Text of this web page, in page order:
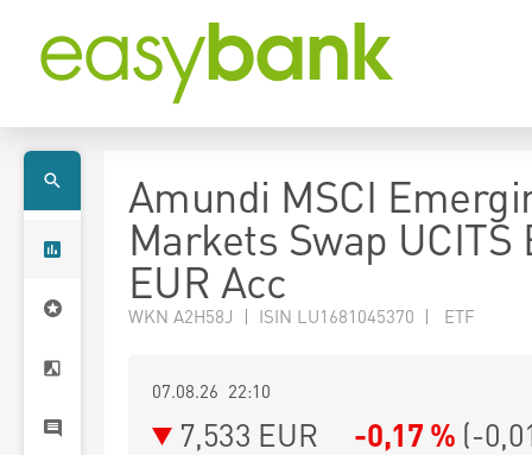
Amundi MSCI
Markets Swap UCITS
EUR Acc
WKN A2H58J | ISIN LU1681045370 | ETF
07.08.26 22:10
7,533 EUR -0,17 % (-